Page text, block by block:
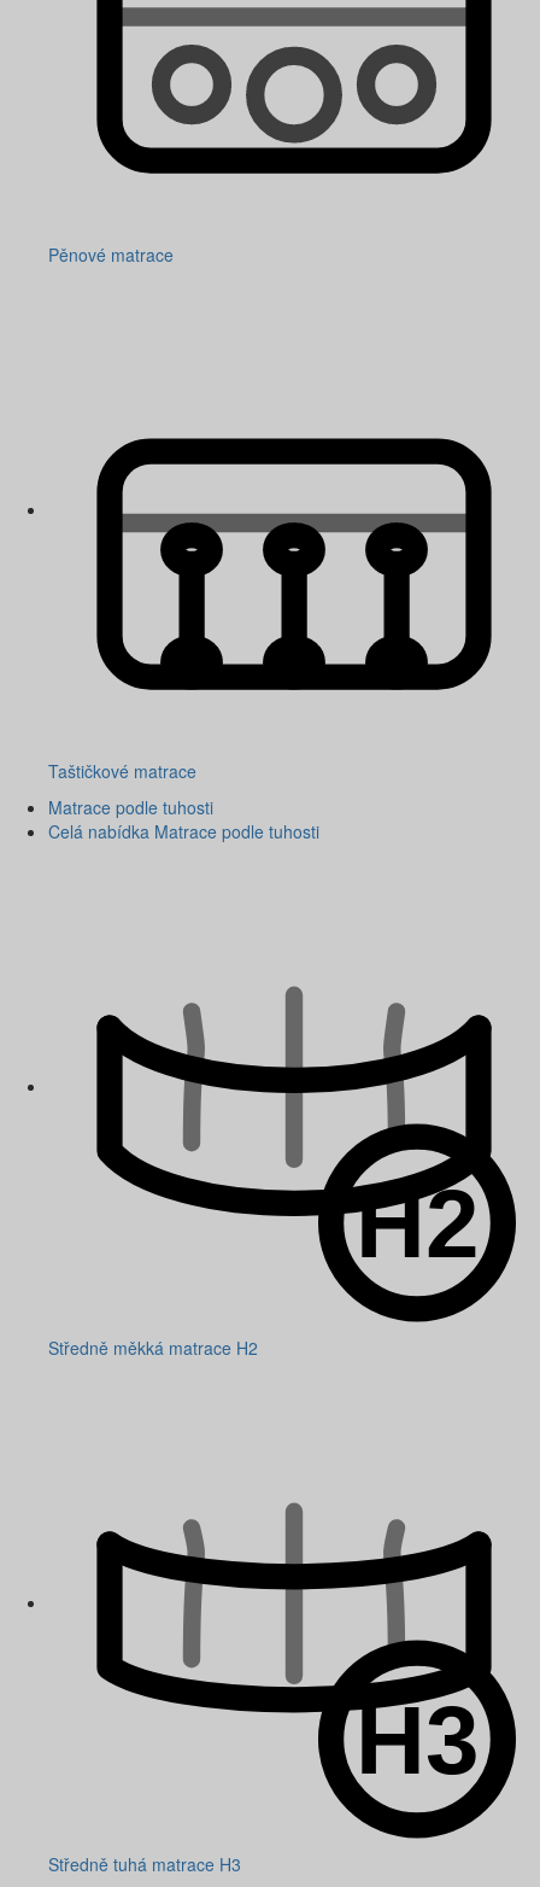
Pěnové matrace
Taštičkové matrace
Matrace podle tuhosti
Celá nabídka Matrace podle tuhosti
Středně měkká matrace H2
Středně tuhá matrace H3